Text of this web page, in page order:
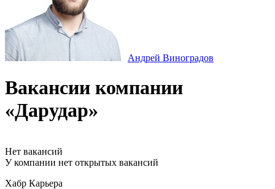
Андрей Виноградов
Вакансии компании
«Дарудар»
Нет вакансий
У компании нет открытых вакансий
Хабр Карьера